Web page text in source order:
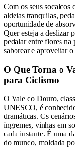
8 Dias|3/5
Com os seus socalcos
aldeias tranquilas,
oportunidade de
Quer esteja a deslizar
pedalar entre flores na
saborear e aproveitar
O Que Torna o
para Ciclismo
O Vale do Douro,
UNESCO, é
dramáticas. Os
íngremes, vinhas em
cada instante. É uma
do mundo, moldada